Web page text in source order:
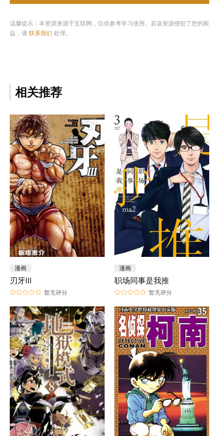
温馨提示：本资源来源于互联网，仅供参考学习使用。若该资源侵犯了您的权
益，请 联系我们 处理。
相关推荐
漫画
刃牙Ⅲ
暂无评分
漫画
职场同事是我推
暂无评分